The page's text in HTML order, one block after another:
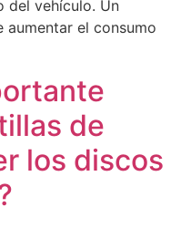
del vehículo. Un
aumentar el consumo
de
los discos